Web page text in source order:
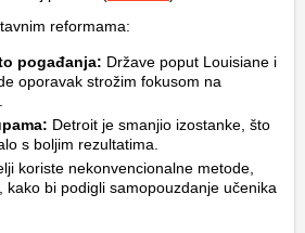
reformama:
pogađanja: Države poput Louisiane i
oporavak strožim fokusom na
Detroit je smanjio izostanke, što
s boljim rezultatima.
koriste nekonvencionalne metode,
kako bi podigli samopouzdanje učenika